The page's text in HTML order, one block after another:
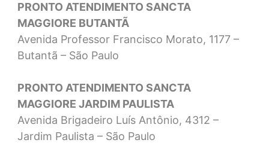
PRONTO ATENDIMENTO SANCTA
MAGGIORE BUTANTÃ
Avenida Professor Francisco Morato, 1177 –
Butantã – São Paulo
PRONTO ATENDIMENTO SANCTA
MAGGIORE JARDIM PAULISTA
Avenida Brigadeiro Luís Antônio, 4312 –
Jardim Paulista – São Paulo